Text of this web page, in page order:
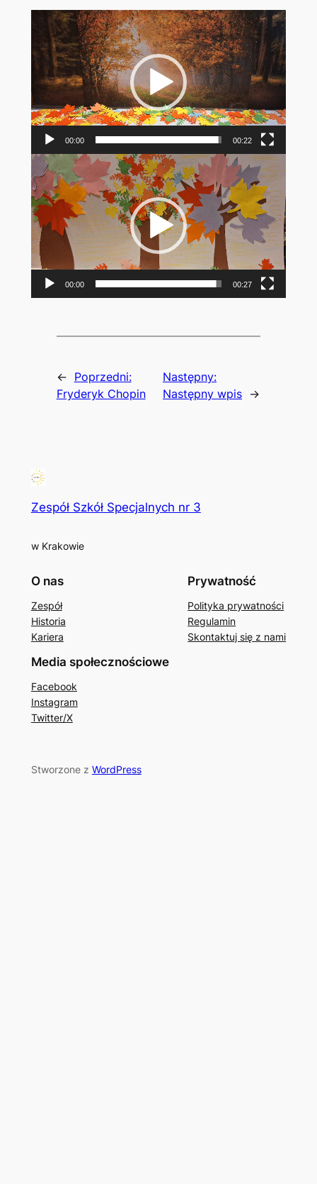
Odtwarzacz
video
00:00 00:22
Odtwarzacz
video
00:00 00:27
← Poprzedni:
Fryderyk Chopin
Następny:
Następny wpis →
Zespół Szkół Specjalnych nr 3
w Krakowie
O nas
Zespół
Historia
Kariera
Prywatność
Polityka prywatności
Regulamin
Skontaktuj się z nami
Media społecznościowe
Facebook
Instagram
Twitter/X
Stworzone z WordPress